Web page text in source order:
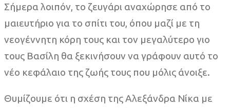
Σήμερα λοιπόν, το ζευγάρι αναχώρησε από το
μαιευτήριο για το σπίτι του, όπου μαζί με τη
νεογέννητη κόρη τους και τον μεγαλύτερο γιο
τους Βασίλη θα ξεκινήσουν να γράφουν αυτό το
νέο κεφάλαιο της ζωής τους που μόλις άνοιξε.
Θυμίζουμε ότι η σχέση της Αλεξάνδρα Νίκα με